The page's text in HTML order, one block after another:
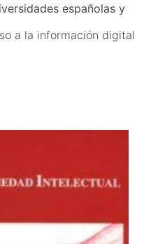
españolas y
a la información digital